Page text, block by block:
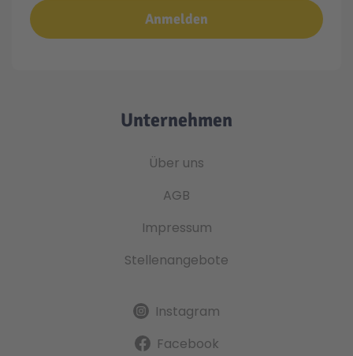
Anmelden
Unternehmen
Über uns
AGB
Impressum
Stellenangebote
Instagram
Facebook